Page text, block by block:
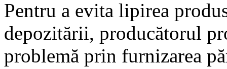
Pentru a evita lipirea
depozitării, producătorul
problemă prin furnizarea